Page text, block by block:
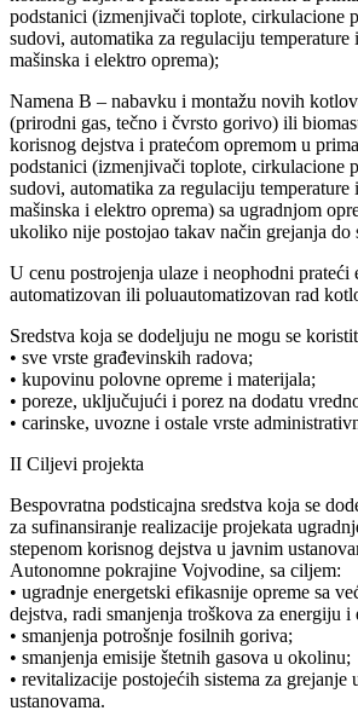
podstanici (izmenjivači toplote, cirkulacione
sudovi, automatika za regulaciju temperature
mašinska i elektro oprema);
Namena B – nabavku i montažu novih
(prirodni gas, tečno i čvrsto gorivo) ili
korisnog dejstva i pratećom opremom u
podstanici (izmenjivači toplote, cirkulacione
sudovi, automatika za regulaciju temperature
mašinska i elektro oprema) sa ugradnjom
ukoliko nije postojao takav način grejanja do
U cenu postrojenja ulaze i neophodni prateći
automatizovan ili poluautomatizovan rad
Sredstva koja se dodeljuju ne mogu se
• sve vrste građevinskih radova;
• kupovinu polovne opreme i materijala;
• poreze, uključujući i porez na dodatu
• carinske, uvozne i ostale vrste
II Ciljevi projekta
Bespovratna podsticajna sredstva koja se
za sufinansiranje realizacije projekata
stepenom korisnog dejstva u javnim
Autonomne pokrajine Vojvodine, sa ciljem:
• ugradnje energetski efikasnije opreme sa
dejstva, radi smanjenja troškova za energiju i
• smanjenja potrošnje fosilnih goriva;
• smanjenja emisije štetnih gasova u okolinu;
• revitalizacije postojećih sistema za grejanje
ustanovama.